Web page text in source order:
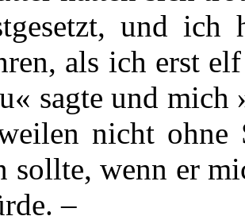
und ich
als ich erst
sagte und mich
nicht ohne
sollte, wenn er
–